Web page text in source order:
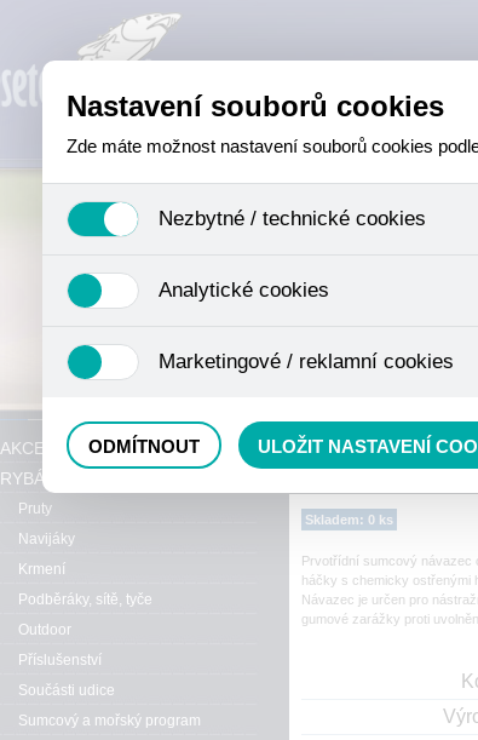
Skladem: 0 ks
Prvotřídní sumcový návazec
háčky s chemicky ostřenými
Návazec je určen pro
gumové zarážky proti
AKCE, SLEVY, VÝPRODEJ
RYBÁŘSKÝ SORTIMENT
Pruty
Navijáky
Krmení
Podběráky, sítě, tyče
Outdoor
Příslušenství
Součásti udice
Sumcový a mořský program
Nastavení souborů cookies
Zde máte možnost nastavení souborů cookies
Nezbytné / technické cookies
se mimo jiné k ukládání produktů v nákupním
není zapotřebí Váš souhlas a není možné jej ani
Analytické cookies
nejedná o osobní údaje, protože anonymizované
odkazy, prohlížené zboží apod.
Marketingové / reklamní cookies
ODMÍTNOUT ULOŽIT NASTAVENÍ